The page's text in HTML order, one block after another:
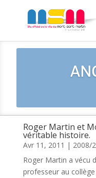
Roger Martin et
véritable histoire.
Avr 11, 2011 | 2008/
Roger Martin a vécu
professeur au